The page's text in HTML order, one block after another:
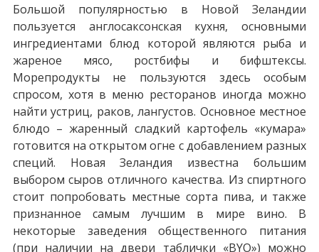
Большой популярностью в Новой Зеландии
пользуется англосаксонская кухня, основными
ингредиентами блюд которой являются рыба и
жареное мясо, ростбифы и бифштексы.
Морепродукты не пользуются здесь особым
спросом, хотя в меню ресторанов иногда можно
найти устриц, раков, лангустов. Основное местное
блюдо – жаренный сладкий картофель «кумара»
готовится на открытом огне с добавлением разных
специй. Новая Зеландия известна большим
выбором сыров отличного качества. Из спиртного
стоит попробовать местные сорта пива, и также
признанное самым лучшим в мире вино. В
некоторые заведения общественного питания
(при наличии на двери таблички «BYO») можно